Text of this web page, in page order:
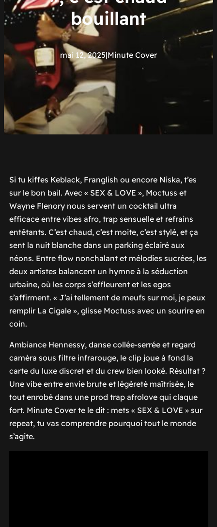
bouillant
mai 12, 2025|Minute Cover
Si tu kiffes Keblack, Franglish ou encore Niska, t’es
sur le bon bail. Avec « SEX & LOVE », Moctuss et
Wayne Flenory nous servent un cocktail ultra
efficace entre vibes afro, trap sensuelle et refrains
entêtants. C’est chaud, c’est moite, c’est stylé, et ça
sent la nuit blanche dans un parking éclairé aux
néons. Entre flow nonchalant et mélodies sucrées, les
deux artistes balancent un hymne à la séduction
urbaine, où les corps s’effleurent et les egos
s’affirment. « J’ai tellement de meufs sur moi, je peux
remplir La Cigale », glisse Moctuss avec un sourire en
coin.
Ambiance Hennessy, danse collée-serrée et regard
caméra sous filtre infrarouge, le clip joue à fond la
carte du luxe discret et du crew bien looké. Résultat ?
Une vibe entre envie brute et légèreté maîtrisée, le
tout enrobé dans une prod trap afrolove qui claque
fort. Minute Cover te le dit : mets « SEX & LOVE » sur
repeat, tu vas comprendre pourquoi tout le monde
s’agite.